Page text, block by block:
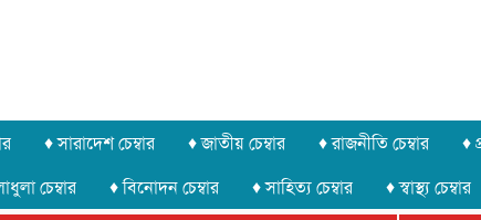
♦ সারাদেশ চেম্বার ♦ জাতীয় চেম্বার ♦ রাজনীতি চেম্বার ♦
চেম্বার ♦ বিনোদন চেম্বার ♦ সাহিত্য চেম্বার ♦ স্বাস্থ্য চেম্বার